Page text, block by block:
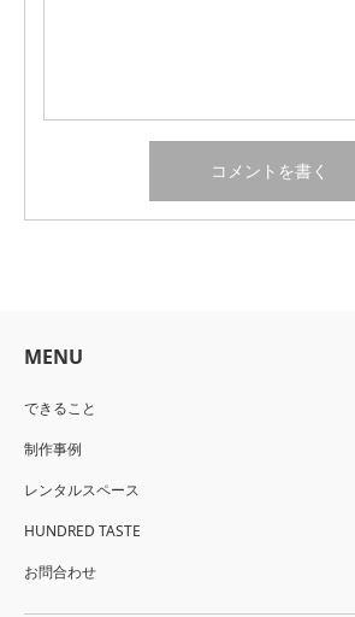
MENU
できること
制作事例
レンタルスペース
HUNDRED TASTE
お問合わせ